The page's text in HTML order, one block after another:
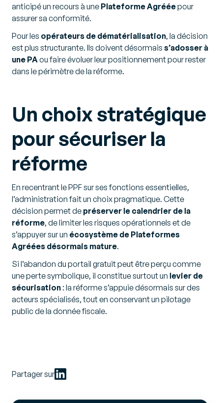
anticipé un recours à une Plateforme Agrééepour
assurer sa conformité.
Pour les opérateurs de dématérialisation, la décision
est plus structurante. Ils doivent désormais s’adosser à
une PAou faire évoluer leur positionnement pour rester
dans le périmètre de la réforme.
Un choix stratégique
pour sécuriser la
réforme
En recentrant le PPF sur ses fonctions essentielles,
l’administration fait un choix pragmatique. Cette
décision permet de préserver le calendrier de la
réforme, de limiter les risques opérationnels et de
s’appuyer sur un écosystème de Plateformes
Agréées désormais mature.
Si l’abandon du portail gratuit peut être perçu comme
une perte symbolique, il constitue surtout un levier de
sécurisation : la réforme s’appuie désormais sur des
acteurs spécialisés, tout en conservant un pilotage
public de la donnée fiscale.
Partager sur